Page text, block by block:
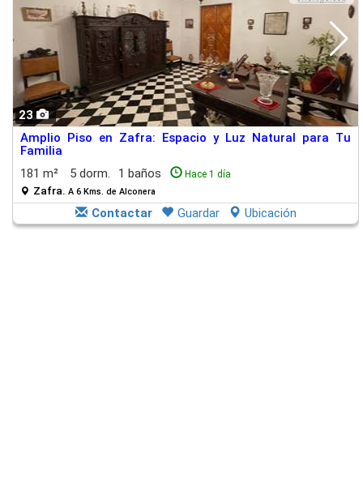
23
Amplio Piso en Zafra: Espacio y Luz Natural para Tu
Familia
181 m²
5 dorm. 1 baños Hace 1 día
Zafra. A 6 Kms. de Alconera
Contactar Guardar Ubicación